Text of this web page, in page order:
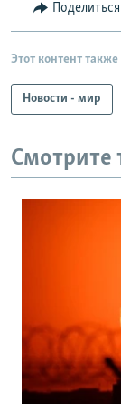
Поделиться
Этот контент
Новости - мир
Смотрите